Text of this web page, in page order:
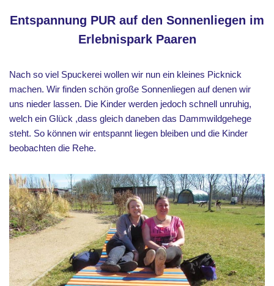
Entspannung PUR auf den Sonnenliegen im
Erlebnispark Paaren
Nach so viel Spuckerei wollen wir nun ein kleines Picknick
machen. Wir finden schön große Sonnenliegen auf denen wir
uns nieder lassen. Die Kinder werden jedoch schnell unruhig,
welch ein Glück ,dass gleich daneben das Dammwildgehege
steht. So können wir entspannt liegen bleiben und die Kinder
beobachten die Rehe.